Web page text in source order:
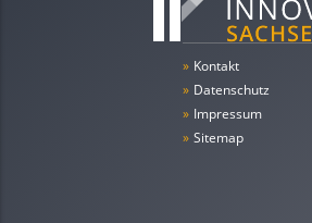
» Kontakt
» Datenschutz
» Impressum
» Sitemap